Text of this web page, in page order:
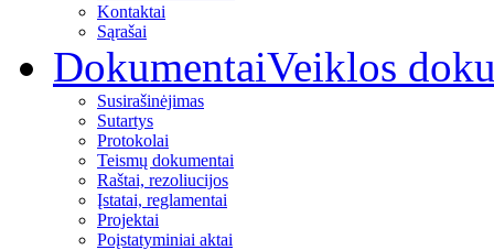
Kontaktai
Sąrašai
DokumentaiVeiklos
Susirašinėjimas
Sutartys
Protokolai
Teismų dokumentai
Raštai, rezoliucijos
Įstatai, reglamentai
Projektai
Poįstatyminiai aktai